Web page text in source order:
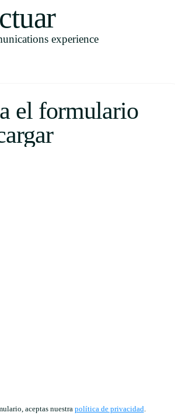
experience
el formulario
aceptas nuestra política de privacidad